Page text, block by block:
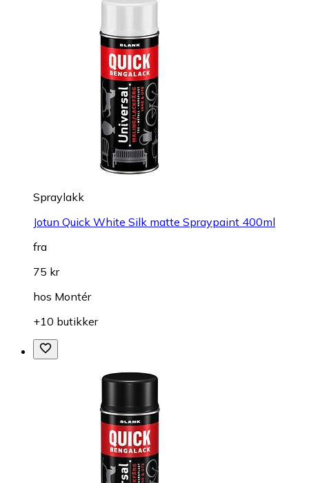
Spraylakk
Jotun Quick White Silk matte Spraypaint 400ml
fra
75 kr
hos Montér
+10 butikker